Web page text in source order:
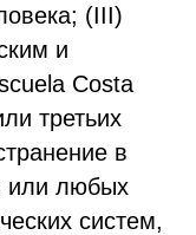
(III)
и
Costa
третьих
в
или любых
систем,